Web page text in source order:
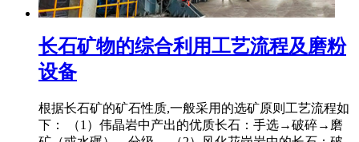
长石矿物的综合利用工艺流程及磨粉
设备
根据长石矿的矿石性质,一般采用的选矿原则工艺流程如
下： （1）伟晶岩中产出的优质长石：手选→破碎→磨